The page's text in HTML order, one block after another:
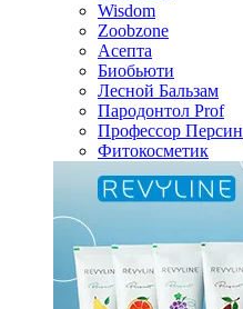
Wisdom
Zoobzone
Асепта
Биобьюти
Лесной Бальзам
Пародонтол Prof
Профессор Персин
Фитокосметик